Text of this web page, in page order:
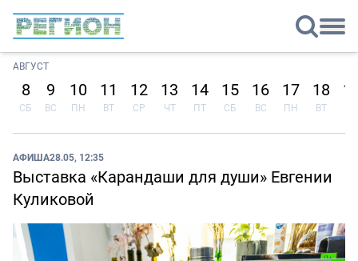
АВГУСТ
8
СБ
9
ВС
10
ПН
11
ВТ
12
СР
13
ЧТ
14
ПТ
15
СБ
16
ВС
17
ПН
18
ВТ
АФИША28.05, 12:35
Выставка «Карандаши для души» Евгении
Куликовой